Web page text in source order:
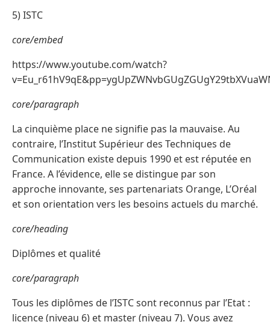
5) ISTC
core/embed
https://www.youtube.com/watch?
core/paragraph
La cinquième place ne signifie pas la mauvaise. Au
contraire, l’Institut Supérieur des Techniques de
Communication existe depuis 1990 et est réputée en
France. A l’évidence, elle se distingue par son
approche innovante, ses partenariats Orange, L’Oréal
et son orientation vers les besoins actuels du marché.
core/heading
Diplômes et qualité
core/paragraph
Tous les diplômes de l’ISTC sont reconnus par l’Etat :
licence (niveau 6) et master (niveau 7). Vous avez